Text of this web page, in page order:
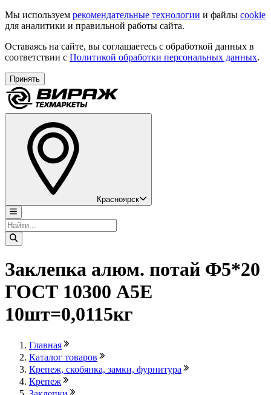
Мы используем рекомендательные технологии и файлы cookie
для аналитики и правильной работы сайта.
Оставаясь на сайте, вы соглашаетесь с обработкой данных в
соответствии с Политикой обработки персональных данных.
Принять
Красноярск
Заклепка алюм. потай Ф5*20
ГОСТ 10300 А5Е
10шт=0,0115кг
Главная
Каталог товаров
Крепеж, скобянка, замки, фурнитура
Крепеж